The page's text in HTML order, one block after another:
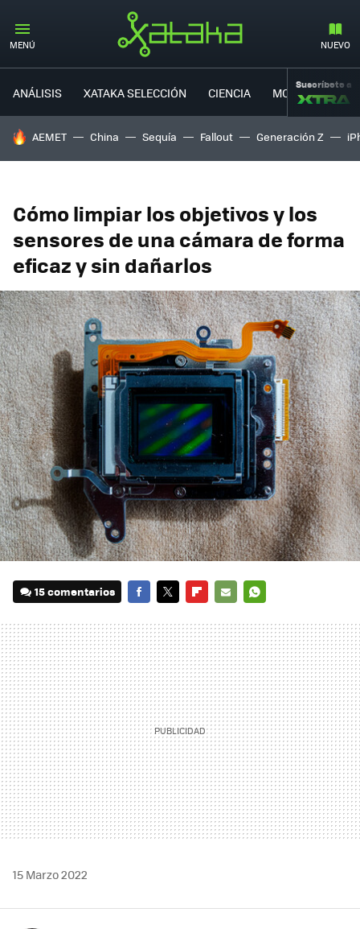
MENÚ NUEVO
ANÁLISIS XATAKA SELECCIÓN CIENCIA MOVILIDAD
Suscríbete a
HOY SE HABLA DE
AEMET China Sequía Fallout Generación Z
Cómo limpiar los objetivos y los
sensores de una cámara de forma
eficaz y sin dañarlos
15 comentarios
MAIL
15 Marzo 2022